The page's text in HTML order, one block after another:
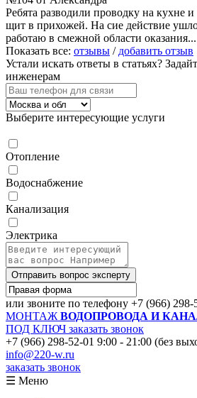
Ребята разводили проводку на кухне
щит в прихожей. На сие действие
работаю в смежной области оказания...
Показать все: отзывы / добавить отзыв
Устали искать ответы в статьях?
инженерам
Выберите интересующие услуги
Отопление
Водоснабжение
Канализация
Электрика
Отправить вопрос эксперту
или звоните по телефону +7 (966) 298-
МОНТАЖ ВОДОПРОВОДА И
ПОД КЛЮЧ заказать звонок
+7 (966) 298-52-01 9:00 - 21:00 (без
info@220-w.ru
заказать звонок
☰ Меню